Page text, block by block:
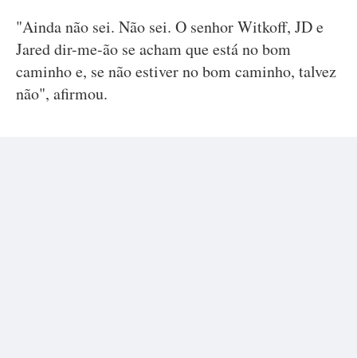
"Ainda não sei. Não sei. O senhor Witkoff, JD e
Jared dir-me-ão se acham que está no bom
caminho e, se não estiver no bom caminho, talvez
não", afirmou.